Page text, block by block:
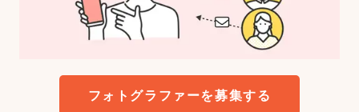
フォトグラファーを募集する